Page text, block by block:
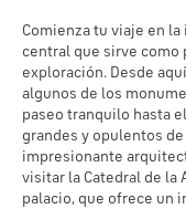
Comienza tu viaje en
central que sirve como
exploración. Desde
algunos de los
paseo tranquilo hasta
grandes y opulentos
impresionante
visitar la Catedral de la
palacio, que ofrece un